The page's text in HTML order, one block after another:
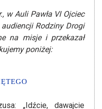
w Auli Pawła VI Ojciec
Rodziny Drogi
na misje i przekazał
poniżej:
„Idźcie, dawajcie